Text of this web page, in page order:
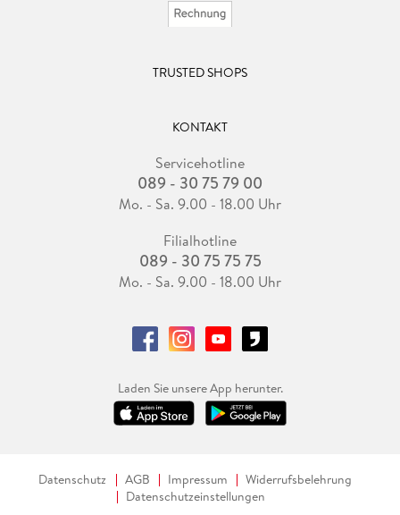
TRUSTED SHOPS
KONTAKT
Servicehotline
089 - 30 75 79 00
Mo. - Sa. 9.00 - 18.00 Uhr
Filialhotline
089 - 30 75 75 75
Mo. - Sa. 9.00 - 18.00 Uhr
Laden Sie unsere App herunter.
Datenschutz AGB Impressum
Widerrufsbelehrung
Datenschutzeinstellungen